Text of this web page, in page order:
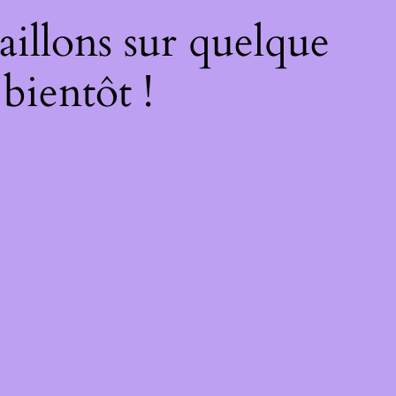
sur quelque
!